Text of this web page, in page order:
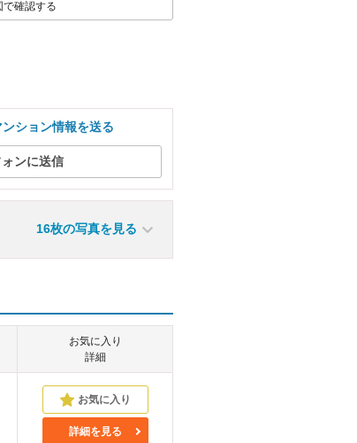
で確認する
ション情報を送る
ンに送信
16枚の写真を見る
お気に入り
詳細
詳細を見る